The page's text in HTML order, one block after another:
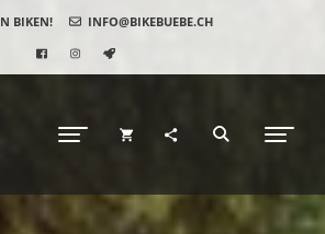
BIKEN! INFO@BIKEBUEBE.CH